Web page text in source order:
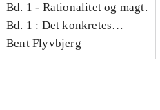
Bd. 1 - Rationalitet og magt.
Bd. 1 : Det konkretes
videnskab
Bent Flyvbjerg